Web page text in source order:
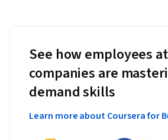
See how employees
companies are
demand skills
Learn more about Coursera for